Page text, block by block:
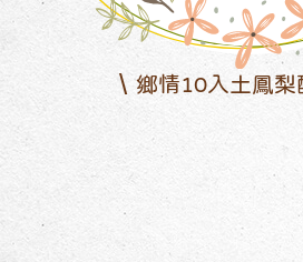
鄉情10入土鳳梨